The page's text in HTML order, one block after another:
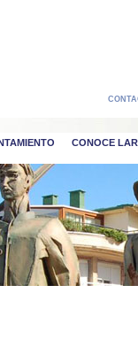
CONOCE